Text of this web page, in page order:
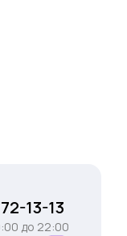
13-13
до 22:00